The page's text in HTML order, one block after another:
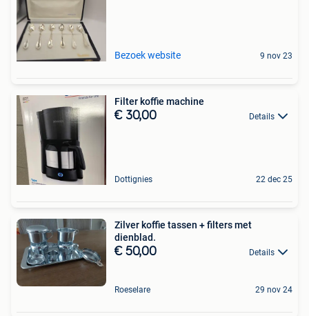
Bezoek website 9 nov 23
Filter koffie machine
€ 30,00 Details
Dottignies 22 dec 25
Zilver koffie tassen + filters met
dienblad.
€ 50,00 Details
Roeselare 29 nov 24